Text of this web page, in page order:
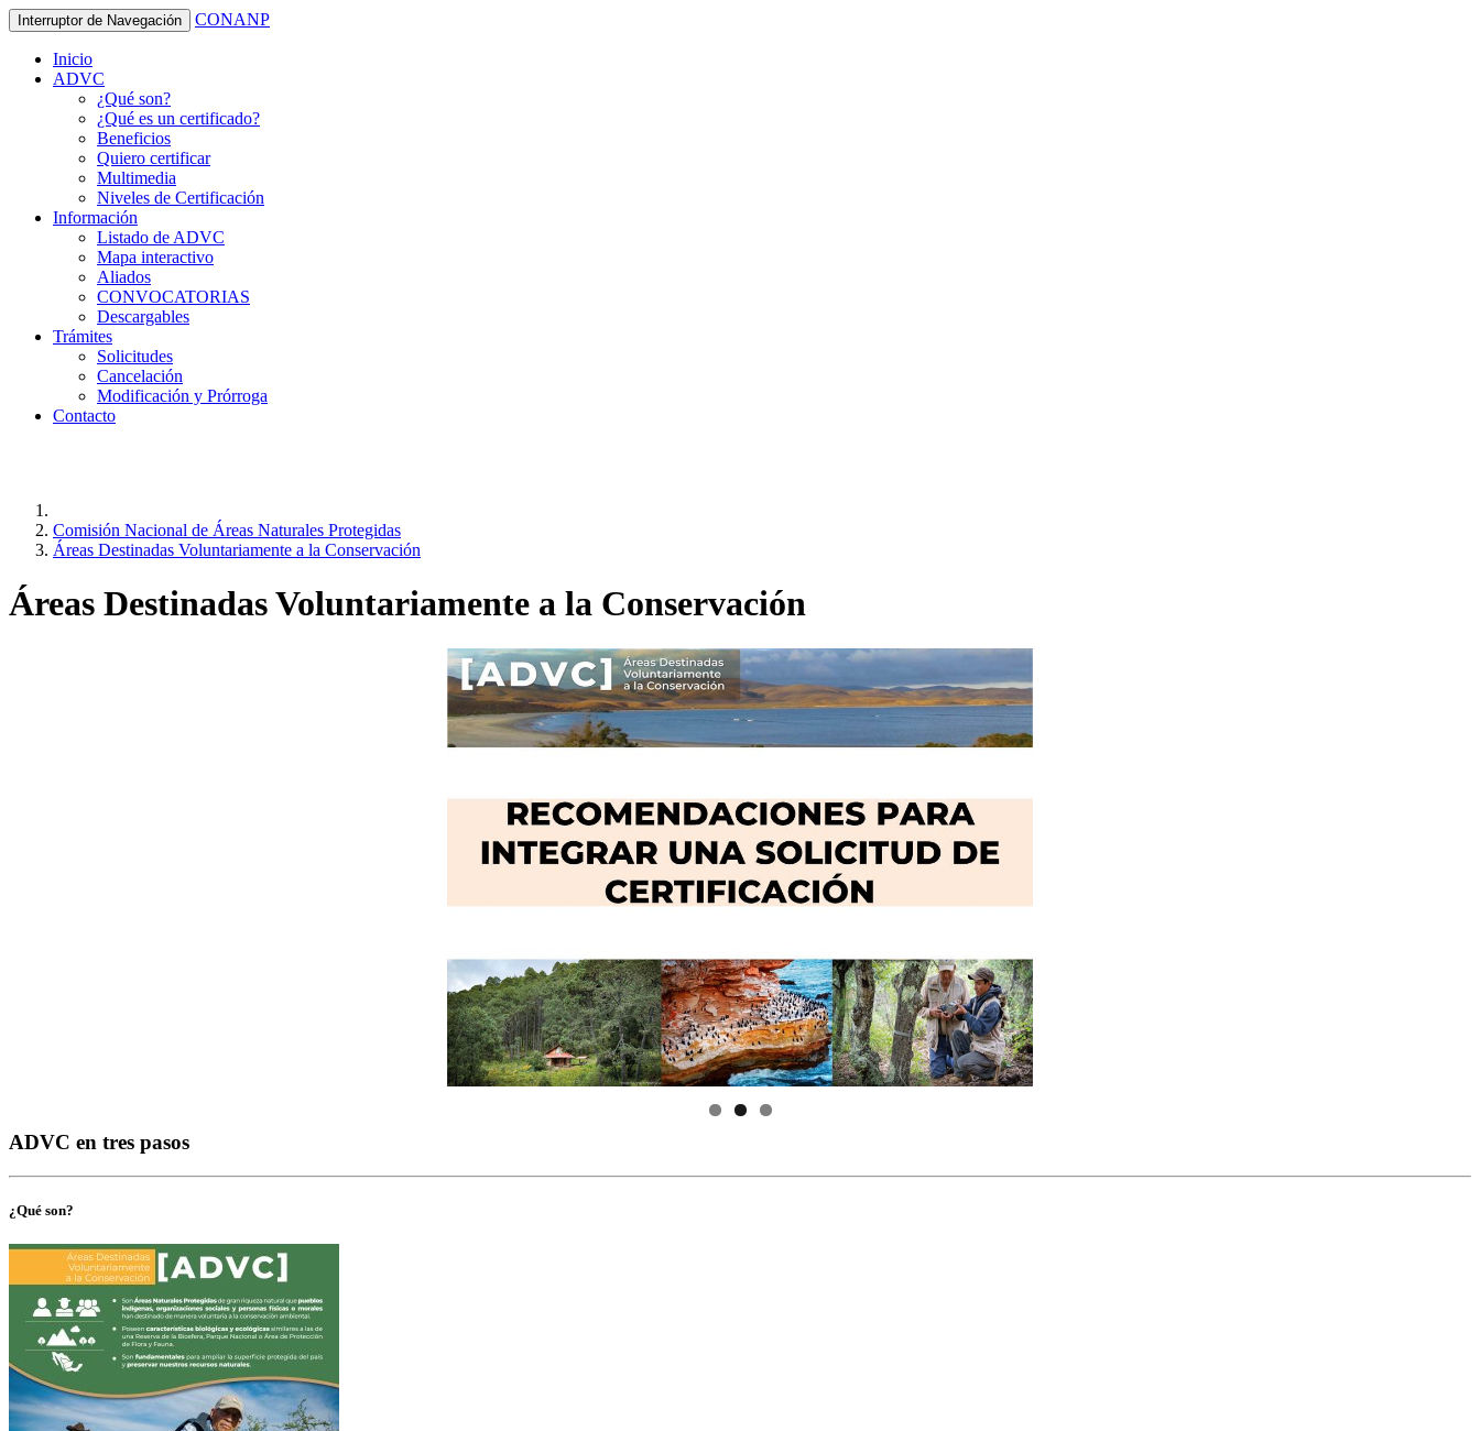
Interruptor de Navegación CONANP
Inicio
ADVC
¿Qué son?
¿Qué es un certificado?
Beneficios
Quiero certificar
Multimedia
Niveles de Certificación
Información
Listado de ADVC
Mapa interactivo
Aliados
CONVOCATORIAS
Descargables
Trámites
Solicitudes
Cancelación
Modificación y Prórroga
Contacto
Comisión Nacional de Áreas Naturales Protegidas
Áreas Destinadas Voluntariamente a la Conservación
Áreas Destinadas Voluntariamente a la Conservación
ADVC en tres pasos
¿Qué son?